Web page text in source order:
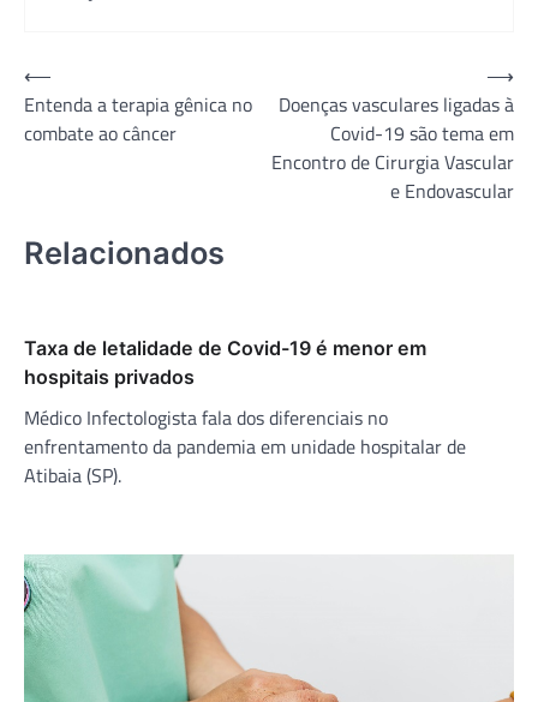
Navegação
de
Post
⟵
Entenda a terapia gênica no
combate ao câncer
Doenças vasculares ligadas à
Covid-19 são tema em
Encontro de Cirurgia Vascular
e Endovascular
⟶
Relacionados
Taxa de letalidade de Covid-19 é menor em
hospitais privados
Médico Infectologista fala dos diferenciais no
enfrentamento da pandemia em unidade hospitalar de
Atibaia (SP).